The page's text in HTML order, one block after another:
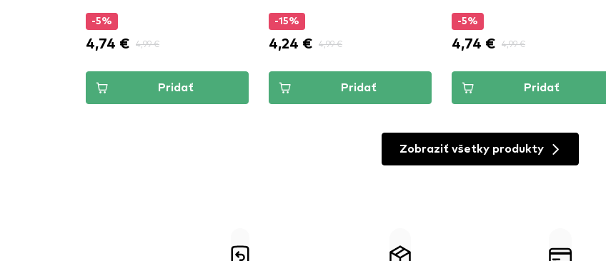
-5%
4,74 € 4,99 €
Pridať
-15%
4,24 € 4,99 €
Pridať
-5%
4,74 € 4,99 €
Pridať
Zobraziť všetky produkty